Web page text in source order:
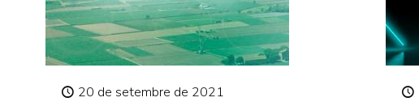
20 de setembre de 2021